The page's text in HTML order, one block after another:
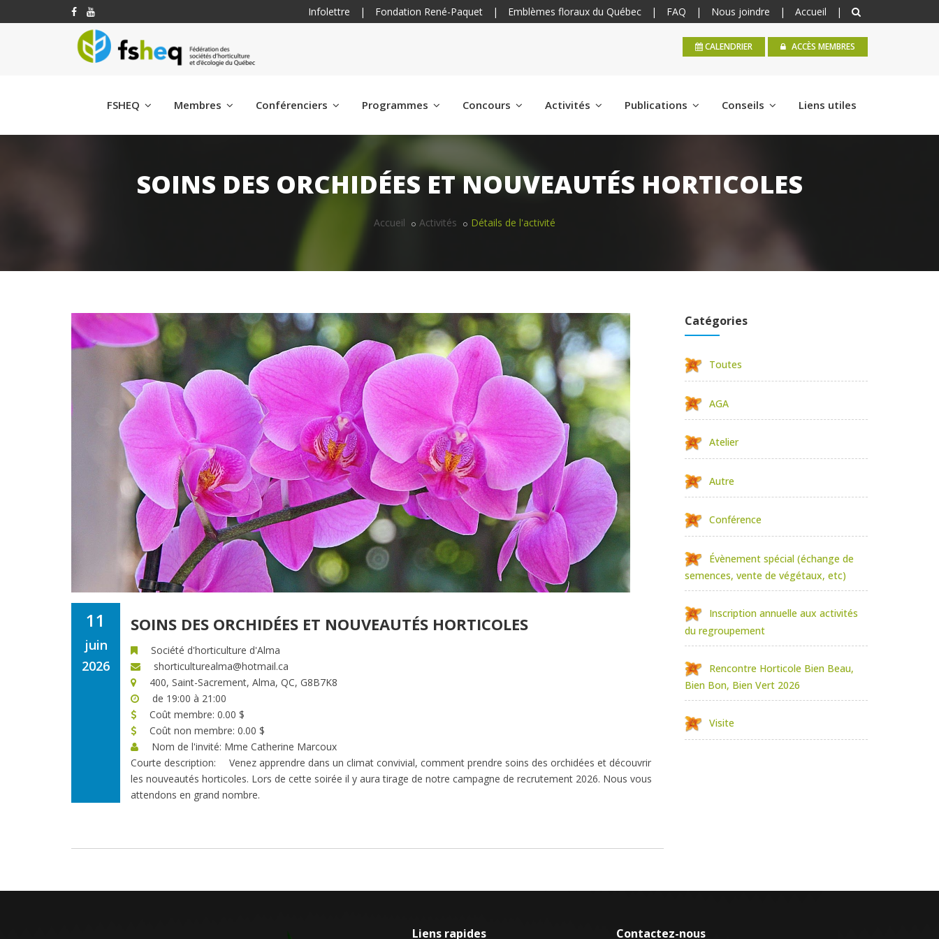
Infolettre | Fondation René-Paquet | Emblèmes floraux du Québec | FAQ | Nous joindre | Accueil |
CALENDRIER ACCÈS MEMBRES
FSHEQ Membres Conférenciers Programmes Concours Activités Publications Conseils Liens utiles
SOINS DES ORCHIDÉES ET NOUVEAUTÉS HORTICOLES
Accueil Activités Détails de l'activité
11
juin
2026
SOINS DES ORCHIDÉES ET NOUVEAUTÉS HORTICOLES
Société d'horticulture d'Alma
shorticulturealma@hotmail.ca
400, Saint-Sacrement, Alma, QC, G8B7K8
de 19:00 à 21:00
Coût membre: 0.00 $
Coût non membre: 0.00 $
Nom de l'invité: Mme Catherine Marcoux
Courte description:
Venez apprendre dans un climat convivial, comment prendre soins des orchidées et découvrir
les nouveautés horticoles. Lors de cette soirée il y aura tirage de notre campagne de recrutement 2026. Nous vous
attendons en grand nombre.
Catégories
Toutes
AGA
Atelier
Autre
Conférence
Évènement spécial (échange de
semences, vente de végétaux, etc)
Inscription annuelle aux activités
du regroupement
Rencontre Horticole Bien Beau,
Bien Bon, Bien Vert 2026
Visite
Liens rapides Contactez-nous